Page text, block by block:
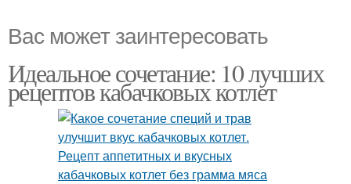
Вас может заинтересовать
Идеальное сочетание: 10 лучших
рецептов кабачковых котлет